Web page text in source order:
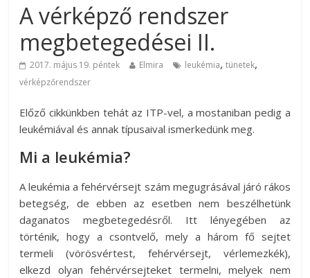
A vérképző rendszer
megbetegedései II.
2017. május 19. péntek Elmira leukémia,tünetek,
vérképzőrendszer
Előző cikkünkben tehát az ITP-vel, a mostaniban pedig a
leukémiával és annak típusaival ismerkedünk meg.
Mi a leukémia?
A leukémia a fehérvérsejt szám megugrásával járó rákos
betegség, de ebben az esetben nem beszélhetünk
daganatos megbetegedésről. Itt lényegében az
történik, hogy a csontvelő, mely a három fő sejtet
termeli (vörösvértest, fehérvérsejt, vérlemezkék),
elkezd olyan fehérvérsejteket termelni, melyek nem